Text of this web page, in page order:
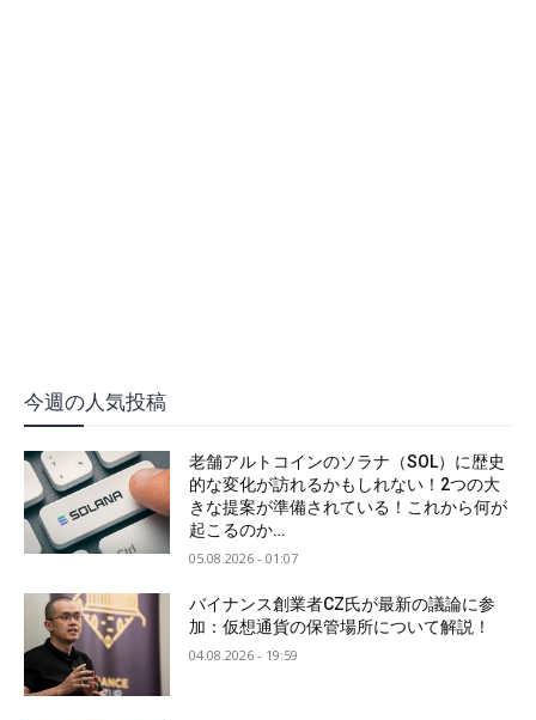
今週の人気投稿
老舗アルトコインのソラナ（SOL）に歴史
的な変化が訪れるかもしれない！2つの大
きな提案が準備されている！これから何が
起こるのか…
05.08.2026 - 01:07
バイナンス創業者CZ氏が最新の議論に参
加：仮想通貨の保管場所について解説！
04.08.2026 - 19:59